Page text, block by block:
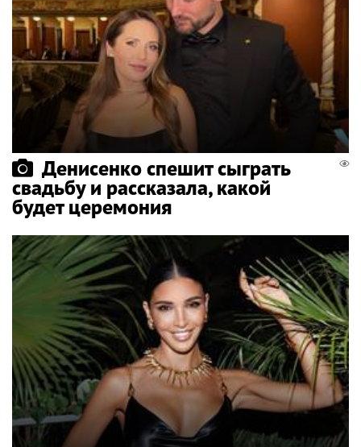
Денисенко спешит сыграть
свадьбу и рассказала, какой
будет церемония